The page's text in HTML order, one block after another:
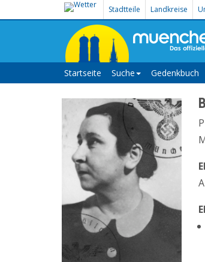
Stadtteile Landkreise
Startseite Suche Gedenkbuch